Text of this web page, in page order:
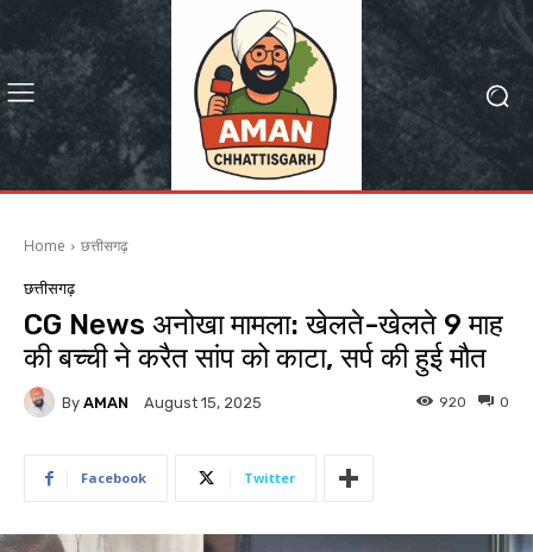
Home छत्तीसगढ़
छत्तीसगढ़
CG News अनोखा मामला: खेलते-खेलते 9 माह
की बच्ची ने करैत सांप को काटा, सर्प की हुई मौत
By AMAN August 15, 2025 0
920
Facebook Twitter